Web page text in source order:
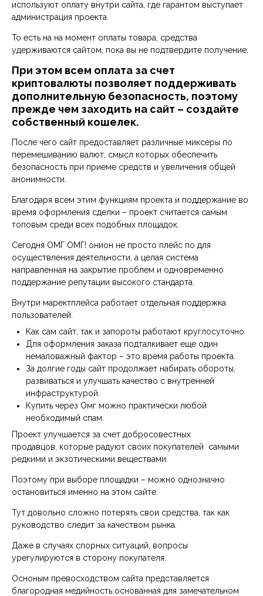
используют оплату внутри сайта, где гарантом выступает
администрация проекта.
То есть на на момент оплаты товара, средства
удерживаются сайтом, пока вы не подтвердите получение.
При этом всем оплата за счет
криптовалюты позволяет поддерживать
дополнительную безопасность, поэтому
прежде чем заходить на сайт – создайте
собственный кошелек.
После чего сайт предоставляет различные миксеры по
перемешиванию валют, смысл которых обеспечить
безопасность при приеме средств и увеличения общей
анонимности.
Благодаря всем этим функциям проекта и поддержание во
время оформления сделки – проект считается самым
топовым среди всех подобных площадок.
Сегодня ОМГ ОМГ! онион не просто плейс по для
осуществления деятельности, а целая система
направленная на закрытие проблем и одновременно
поддержание репутации высокого стандарта.
Внутри маректплейса работает отдельная поддержка
пользователей.
Как сам сайт, так и запороты работают круглосуточно.
Для оформления заказа подталкивает еще один
немаловажный фактор – это время работы проекта.
За долгие годы сайт продолжает набирать обороты,
развиваться и улучшать качество с внутренней
инфраструктурой.
Купить через Омг можно практически любой
необходимый спам.
Проект улучшается за счет добросовестных
продавцов, которые радуют своих покупателей самыми
редкими и экзотическими веществами.
Поэтому при выборе площадки – можно однозначно
остановиться именно на этом сайте.
Тут довольно сложно потерять свои средства, так как
руководство следит за качеством рынка.
Даже в случаях спорных ситуаций, вопросы
урегулируются в сторону покупателя.
Осноным превосходством сайта представляется
благородная медийность основанная для замечательном